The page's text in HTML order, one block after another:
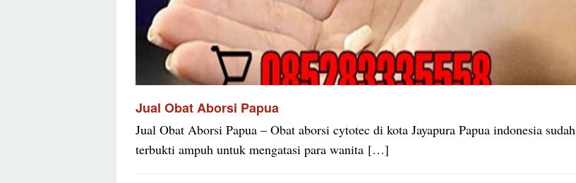
Jual Obat Aborsi Papua
Jual Obat Aborsi Papua – Obat aborsi cytotec di kota Jayapura Papua indonesia sudah
terbukti ampuh untuk mengatasi para wanita […]